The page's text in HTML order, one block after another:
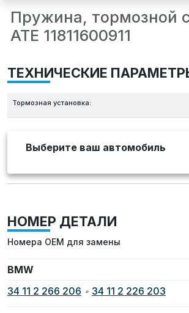
Пружина, тормозной
ATE 11811600911
ТЕХНИЧЕСКИЕ
Тормозная установка:
Выберите ваш автомобиль
НОМЕР ДЕТАЛИ
Номера OEM для замены
BMW
34 11 2 266 206 • 34 11 2 226 203